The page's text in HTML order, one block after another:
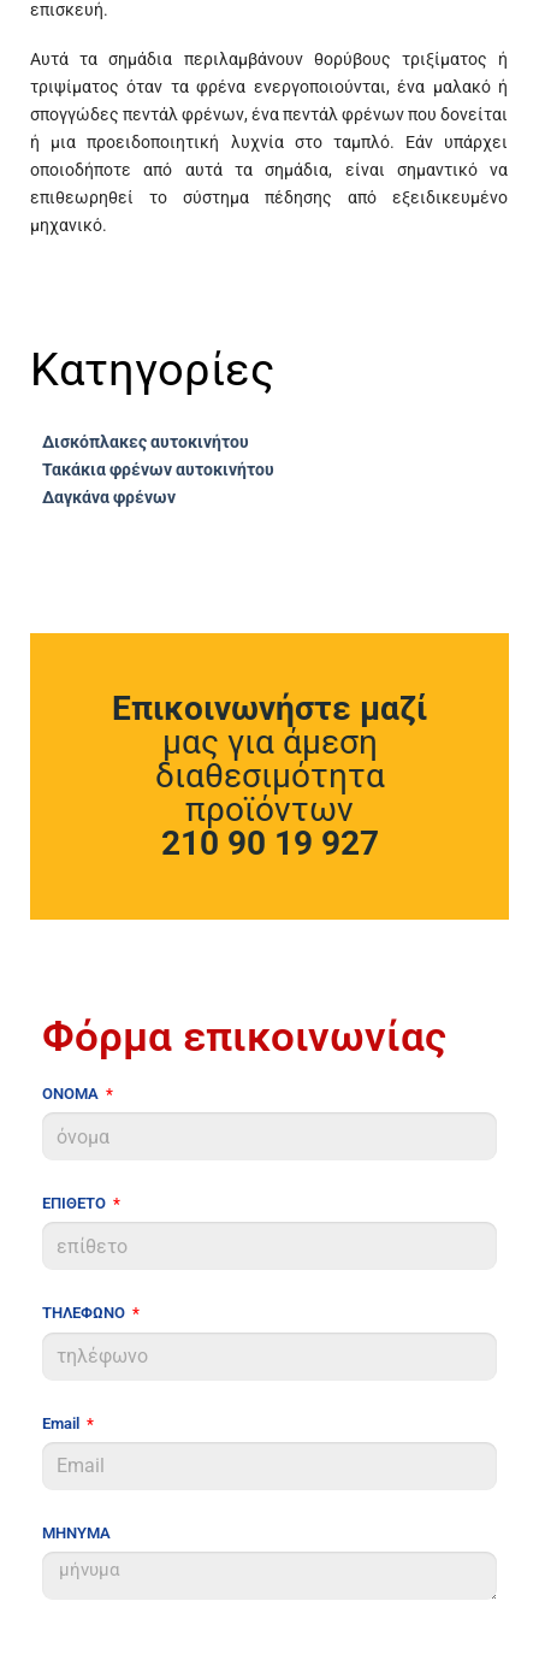
επισκευή.
Αυτά τα σημάδια περιλαμβάνουν θορύβους τριξίματος ή
τριψίματος όταν τα φρένα ενεργοποιούνται, ένα μαλακό ή
σπογγώδες πεντάλ φρένων, ένα πεντάλ φρένων που δονείται
ή μια προειδοποιητική λυχνία στο ταμπλό. Εάν υπάρχει
οποιοδήποτε από αυτά τα σημάδια, είναι σημαντικό να
επιθεωρηθεί το σύστημα πέδησης από εξειδικευμένο
μηχανικό.
Κατηγορίες
Δισκόπλακες αυτοκινήτου
Τακάκια φρένων αυτοκινήτου
Δαγκάνα φρένων
Επικοινωνήστε μαζί
μας για άμεση
διαθεσιμότητα
προϊόντων
210 90 19 927
Φόρμα επικοινωνίας
ΟΝΟΜΑ
ΕΠΙΘΕΤΟ
ΤΗΛΕΦΩΝΟ
Email
ΜΗΝΥΜΑ